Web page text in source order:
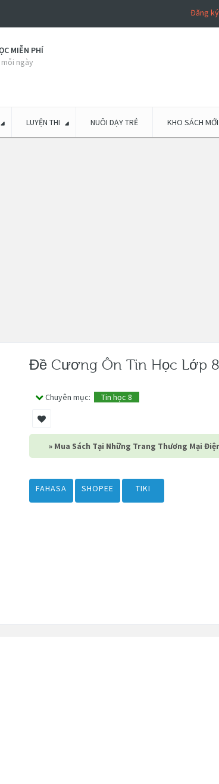
Đăng ký
MIỄN PHÍ
ngày
LUYỆN THI NUÔI DẠY TRẺ KHO SÁCH MỚI
Đề Cương Ôn Tin Học Lớp
Chuyên mục: Tin học 8
» Mua Sách Tại Những Trang Thương Mại
FAHASA SHOPEE TIKI